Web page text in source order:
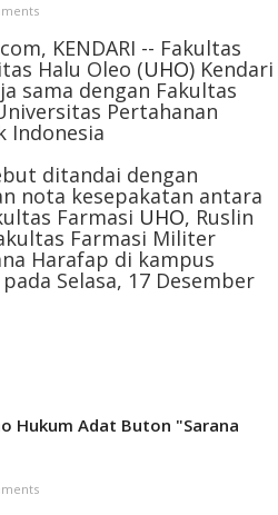
KENDARI -- Fakultas
Halu Oleo (UHO) Kendari
sama dengan Fakultas
Pertahanan
Indonesia
ditandai dengan
nota kesepakatan antara
Farmasi UHO, Ruslin
Farmasi Militer
Harafap di kampus
Selasa, 17 Desember
Hukum Adat Buton "Sarana